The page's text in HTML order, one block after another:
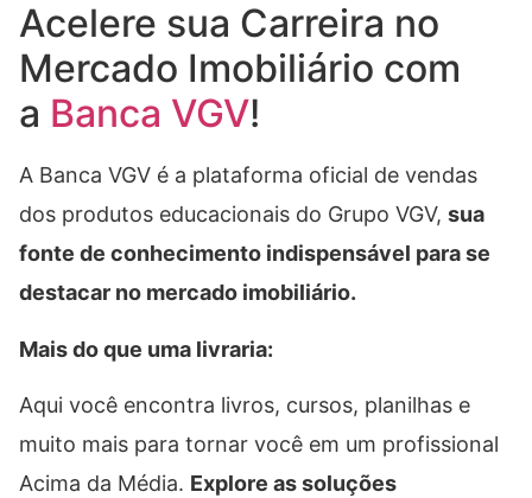
Acelere sua Carreira no
Mercado Imobiliário com
a Banca VGV!
A Banca VGV é a plataforma oficial de vendas
dos produtos educacionais do Grupo VGV, sua
fonte de conhecimento indispensável para se
destacar no mercado imobiliário.
Mais do que uma livraria:
Aqui você encontra livros, cursos, planilhas e
muito mais para tornar você em um profissional
Acima da Média. Explore as soluções